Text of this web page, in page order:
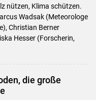
nützen, Klima schützen.
Wadsak (Meteorologe
Christian Berner
Hesser (Forscherin,
die große